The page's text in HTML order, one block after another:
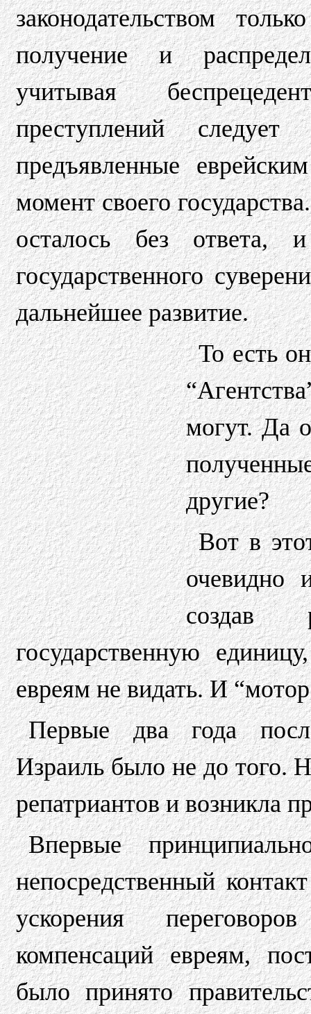
законодательством
получение и
учитывая
преступлений
предъявленные
момент своего
осталось без ответа,
государственного
дальнейшее развитие.
То есть
могут. Да
другие?
Вот в
очевидно
создав
государственную
евреям не видать. И
Первые два года
Израиль было не до того.
репатриантов и возникла
Впервые
непосредственный
ускорения
компенсаций евреям,
было принято